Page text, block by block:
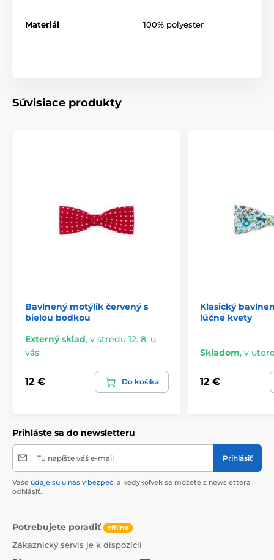
Materiál 100% polyester
Súvisiace produkty
Bavlnený motýlik červený s
bielou bodkou
Externý sklad, v stredu 12. 8. u
vás
12 € Do košíka
Klasický
lúčne kvety
Skladom, v
12 €
Prihláste sa do newsletteru
Tu napíšte váš e-mail Prihlásiť
Vaše údaje sú u nás v bezpečí a kedykoľvek sa môžete z newslettera
odhlásiť.
Potrebujete poradiť offline
Zákaznický servis je k dispozícii